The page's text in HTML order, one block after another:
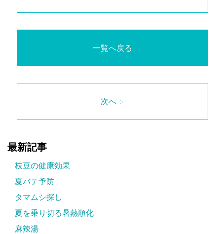
一覧へ戻る
次へ >
最新記事
枝豆の健康効果
夏バテ予防
タマムシ探し
夏を乗り切る暑熱順化
麻辣湯